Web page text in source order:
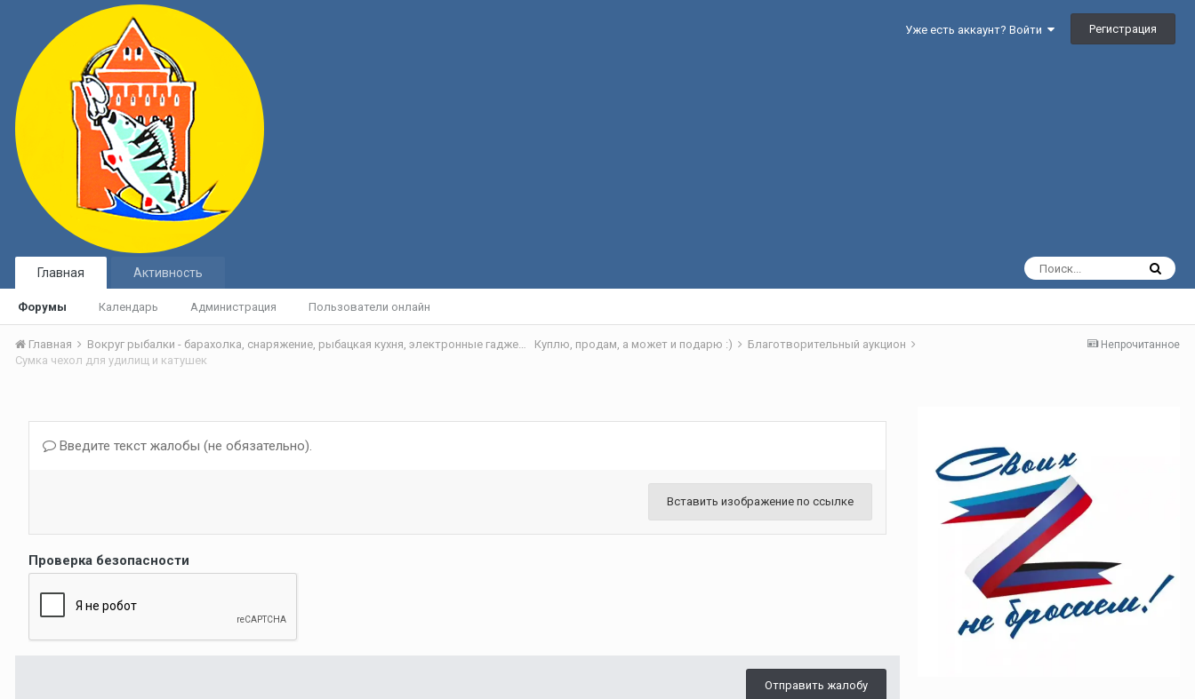
Уже есть аккаунт? Войти Регистрация
Главная
Форумы Календарь Администрация Пользователи онлайн
Активность
Непрочитанное
Главная Вокруг рыбалки - барахолка, снаряжение, рыбацкая кухня, электронные гаджеты Куплю, продам, а может и подарю :)
Благотворительный аукцион
Сумка чехол для удилищ и катушек
Введите текст жалобы (не обязательно).
Вставить изображение по ссылке
Проверка безопасности
Отправить жалобу